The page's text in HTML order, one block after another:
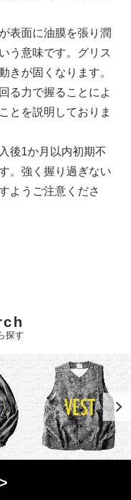
表面に油膜を張り潤
う意味です。グリス
きが固くなります。
る力で握ることによ
とを説明しておりま
後1か月以内初期不
。強く握り過ぎない
ようご注意くださ
探す